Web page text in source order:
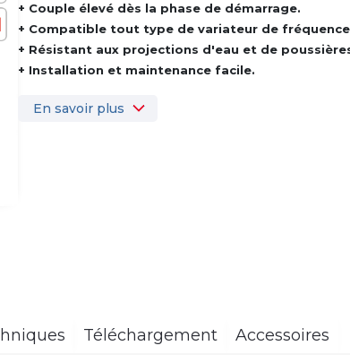
+ Couple élevé dès la phase de démarrage.
+ Compatible tout type de variateur de fréquence
+ Résistant aux projections d'eau et de
+ Installation et maintenance facile.
En savoir plus
Téléchargement Accessoires